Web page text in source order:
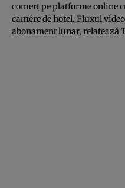
comerţ pe platforme online
camere de hotel. Fluxul
abonament lunar, relatează